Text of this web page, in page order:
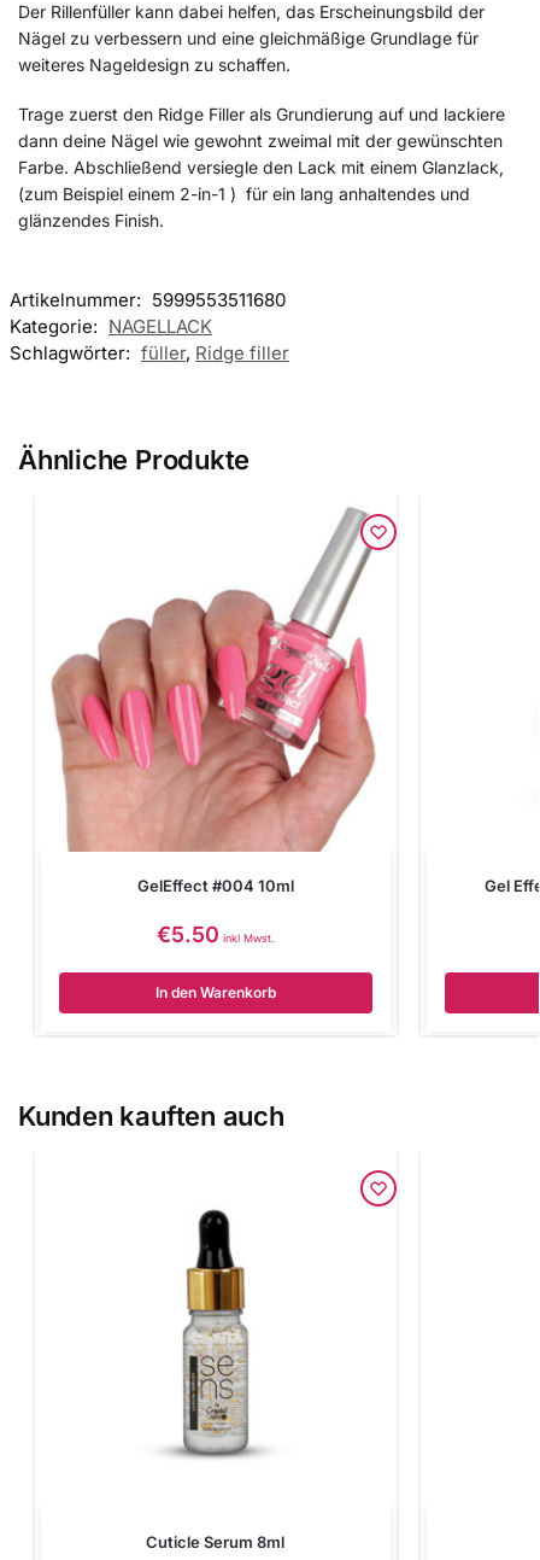
Der Rillenfüller kann dabei helfen, das Erscheinungsbild der
Nägel zu verbessern und eine gleichmäßige Grundlage für
weiteres Nageldesign zu schaffen.
Trage zuerst den Ridge Filler als Grundierung auf und lackiere
dann deine Nägel wie gewohnt zweimal mit der gewünschten
Farbe. Abschließend versiegle den Lack mit einem Glanzlack,
(zum Beispiel einem 2-in-1 ) für ein lang anhaltendes und
glänzendes Finish.
Artikelnummer: 5999553511680
Kategorie: NAGELLACK
Schlagwörter: füller, Ridge filler
Ähnliche Produkte
GelEffect #004 10ml
€5.50 inkl Mwst.
In den Warenkorb
Gel
Kunden kauften auch
Cuticle Serum 8ml